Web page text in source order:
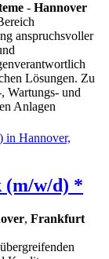
- Hannover
anspruchsvoller
Lösungen. Zu
Wartungs- und
Anlagen
(m/w/d) *
, Frankfurt